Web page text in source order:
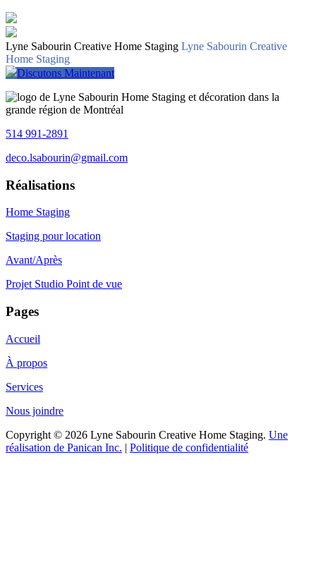
Lyne Sabourin Creative Home Staging Lyne Sabourin Creative
Home Staging
Discutons Maintenant
514 991-2891
deco.lsabourin@gmail.com
Réalisations
Home Staging
Staging pour location
Avant/Après
Projet Studio Point de vue
Pages
Accueil
À propos
Services
Nous joindre
Copyright © 2026 Lyne Sabourin Creative Home Staging. Une
réalisation de Panican Inc. | Politique de confidentialité